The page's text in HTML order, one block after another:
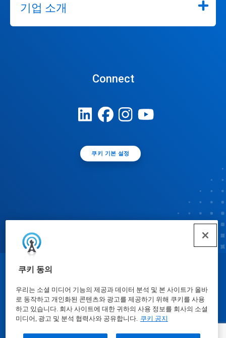
쿠키 동의
우리는 소셜 미디어 기능의 제공과 데이터 분석 및 본 사이트가 올바
로 동작하고 개인화된 콘텐츠와 광고를 제공하기 위해 쿠키를 사용
하고 있습니다. 회사 사이트에 대한 귀하의 사용 정보를 회사의 소셜
미디어, 광고 및 분석 협력사와 공유합니다. 쿠키 공지
기업 소개
Connect
쿠키 기본 설정
물질안전보건자료표| 개인정보보호방침|이용약관